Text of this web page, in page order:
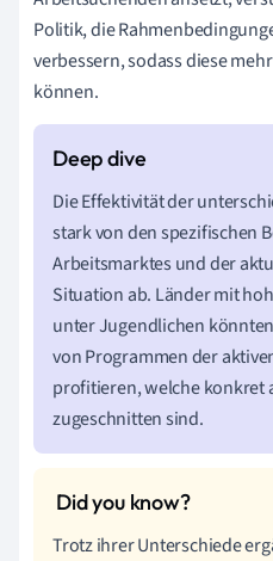
Politik, die
verbessern, sodass diese
können.
Die Effektivität der
stark von den spezifischen
Arbeitsmarktes und der
Situation ab. Länder mit
unter Jugendlichen
von Programmen der
profitieren, welche konkret
zugeschnitten sind.
Trotz ihrer Unterschiede